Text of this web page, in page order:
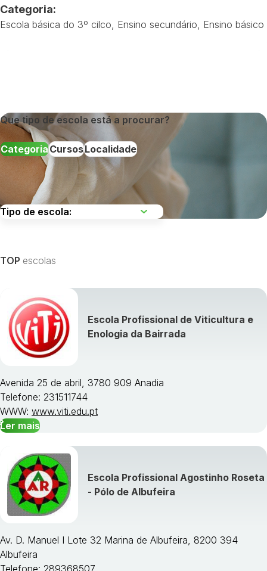
Categoria:
Escola básica do 3º cilco Ensino secundário Ensino básico
Que tipo de escola está a procurar?
CategoriaCursosLocalidade
Visualizar todos os cursos »
TOP escolas
Escola Profissional de Viticultura e
Enologia da Bairrada
Avenida 25 de abril, 3780 909 Anadia
Telefone: 231511744
WWW: www.viti.edu.pt
Ler mais
Escola Profissional Agostinho Roseta
- Pólo de Albufeira
Av. D. Manuel I Lote 32 Marina de Albufeira, 8200 394
Albufeira
Telefone: 289368507